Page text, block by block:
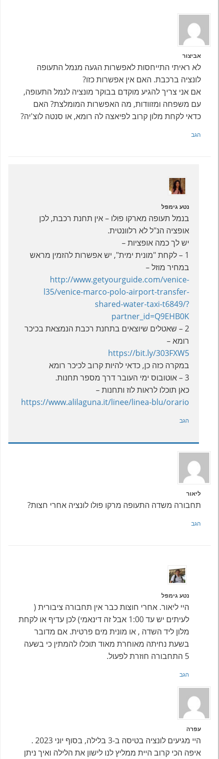
אביצור
לא ראיתי התייחסות לאפשרות הגעה מנמל התעופה
לונציה ברכבת. האם אין אפשרות כזו?
אם אני צריך להגיע מוקדם בבוקר מונציה לנמל התעופה,
עם משפחה ומזוודות, מה האפשרות המומלצת? האם
כדאי לקחת מלון קרוב לפיאצה לה רומא, או סנטה לוצ'יה?
הגב
נטע גימפל
בנמל תעופה מארקו פולו – אין תחנת רכבת, לכן
אופציה הנ"ל לא רלוונטית.
יש לך כמה אופציות –
1 – לקחת "מונית ימית", יש אפשרות להזמין מראש
במחיר מוזל –
http://www.getyourguide.com/venice-
l35/venice-marco-polo-airport-transfer-
shared-water-taxi-t6849/?
partner_id=Q9EHB0K
2 – שאטלים שיוצאים בתחנת רכבת הנמצאת בכיכר
רומא –
https://bit.ly/303FXW5
במקרה כזה כן, כדאי להיות קרוב לכיכר רומא
3 – אוטובוס ימי העובר דרך מספר תחנות.
כאן תוכלו לראות לוז ותחנות –
https://www.alilaguna.it/linee/linea-blu/orario
הגב
ליאור
תחבורה משדה התעופה מרקו פולו לונציה אחרי חצות?
הגב
נטע גימפל
היי ליאור. אחרי חוצות כבר אין תחבורה ציבורית (
לעיתים יש עד 1:00 אבל זה דינאמי) לכן עדיף או לקחת
מלון ליד השדה , או מונית מים פרטית. אם מדובר
בשעת נחיתה מאוחרת מאוד תוכלו להמתין כי בשעה
5 התחבורה חוזרת לפעול.
הגב
עפרה
היי מגיעים לונציה בטיסה ב-3 בלילה, בסוף יוני 2023 .
איפה הכי קרוב היית ממליץ לנו לישון את הלילה ואיך ניתן